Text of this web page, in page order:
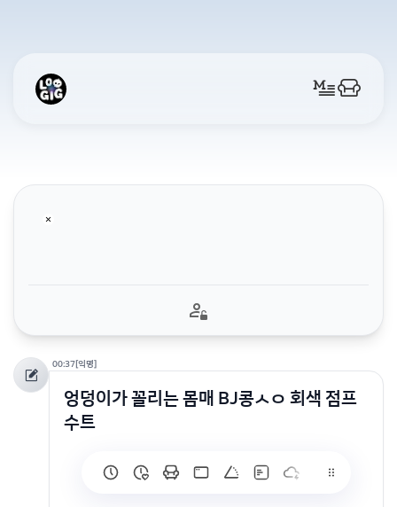
00:37[익명]
엉덩이가 꼴리는 몸매 BJ콩ㅅㅇ 회색 점프
수트